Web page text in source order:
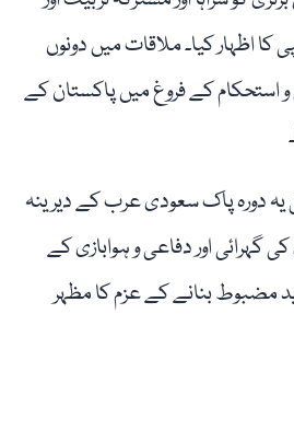
اظہار کیا۔ ملاقات میں دونوں
استحکام کے فروغ میں پاکستان کے
یہ دورہ پاک سعودی عرب کے دیرینہ
گہرائی اور دفاعی و ہوابازی کے
مضبوط بنانے کے عزم کا مظہر